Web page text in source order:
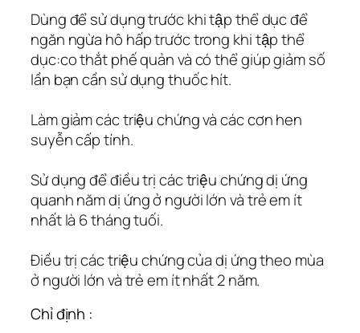
Dùng để sử dụng trước khi tập thể dục để
ngăn ngừa hô hấp trước trong khi tập thể
dục:co thắt phế quản và có thể giúp giảm số
lần bạn cần sử dụng thuốc hít.
Làm giảm các triệu chứng và các cơn hen
suyễn cấp tính.
Sử dụng để điều trị các triệu chứng dị ứng
quanh năm dị ứng ở người lớn và trẻ em ít
nhất là 6 tháng tuối.
Điều trị các triệu chứng của dị ứng theo mùa
ở người lớn và trẻ em ít nhất 2 năm.
Chỉ định :